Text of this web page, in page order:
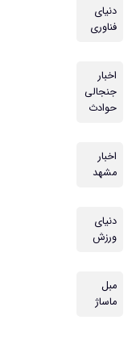
دنیای
فناوری
اخبار
جنجالی
حوادث
اخبار
مشهد
دنیای
ورزش
مبل
ماساژ